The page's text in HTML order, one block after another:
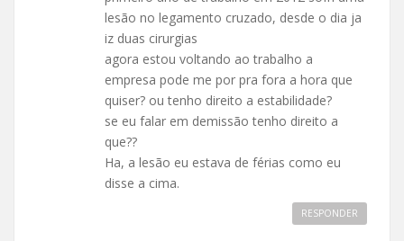
lesão no legamento cruzado, desde o dia ja
iz duas cirurgias
agora estou voltando ao trabalho a
empresa pode me por pra fora a hora que
quiser? ou tenho direito a estabilidade?
se eu falar em demissão tenho direito a
que??
Ha, a lesão eu estava de férias como eu
disse a cima.
RESPONDER